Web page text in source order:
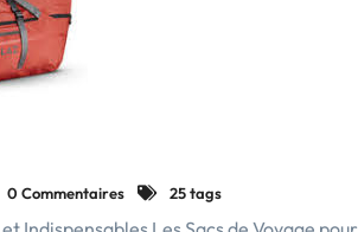
Praticité
Réunis"
0 Commentaires 25 tags